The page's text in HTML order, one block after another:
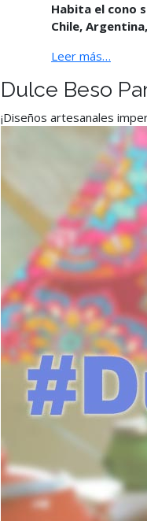
Habita el cono
Chile,
Leer más…
Dulce Beso
¡Diseños artesanales